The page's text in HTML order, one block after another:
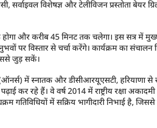
सर्वाइवल विशेषज्ञ और टेलीविजन प्रस्तोता बेयर
और करीब 45 मिनट तक चलेगा। इस सत्र में मुख्य
पर विस्तार से चर्चा करेंगे। कार्यक्रम का संचालन
जुड़ सकें।
(ऑनर्स) में स्नातक और डीसीआरयूएसटी, हरियाणा से
कर रहे हैं। वे वर्ष 2014 में राष्ट्रीय रक्षा
गतिविधियों में सक्रिय भागीदारी निभाई है,